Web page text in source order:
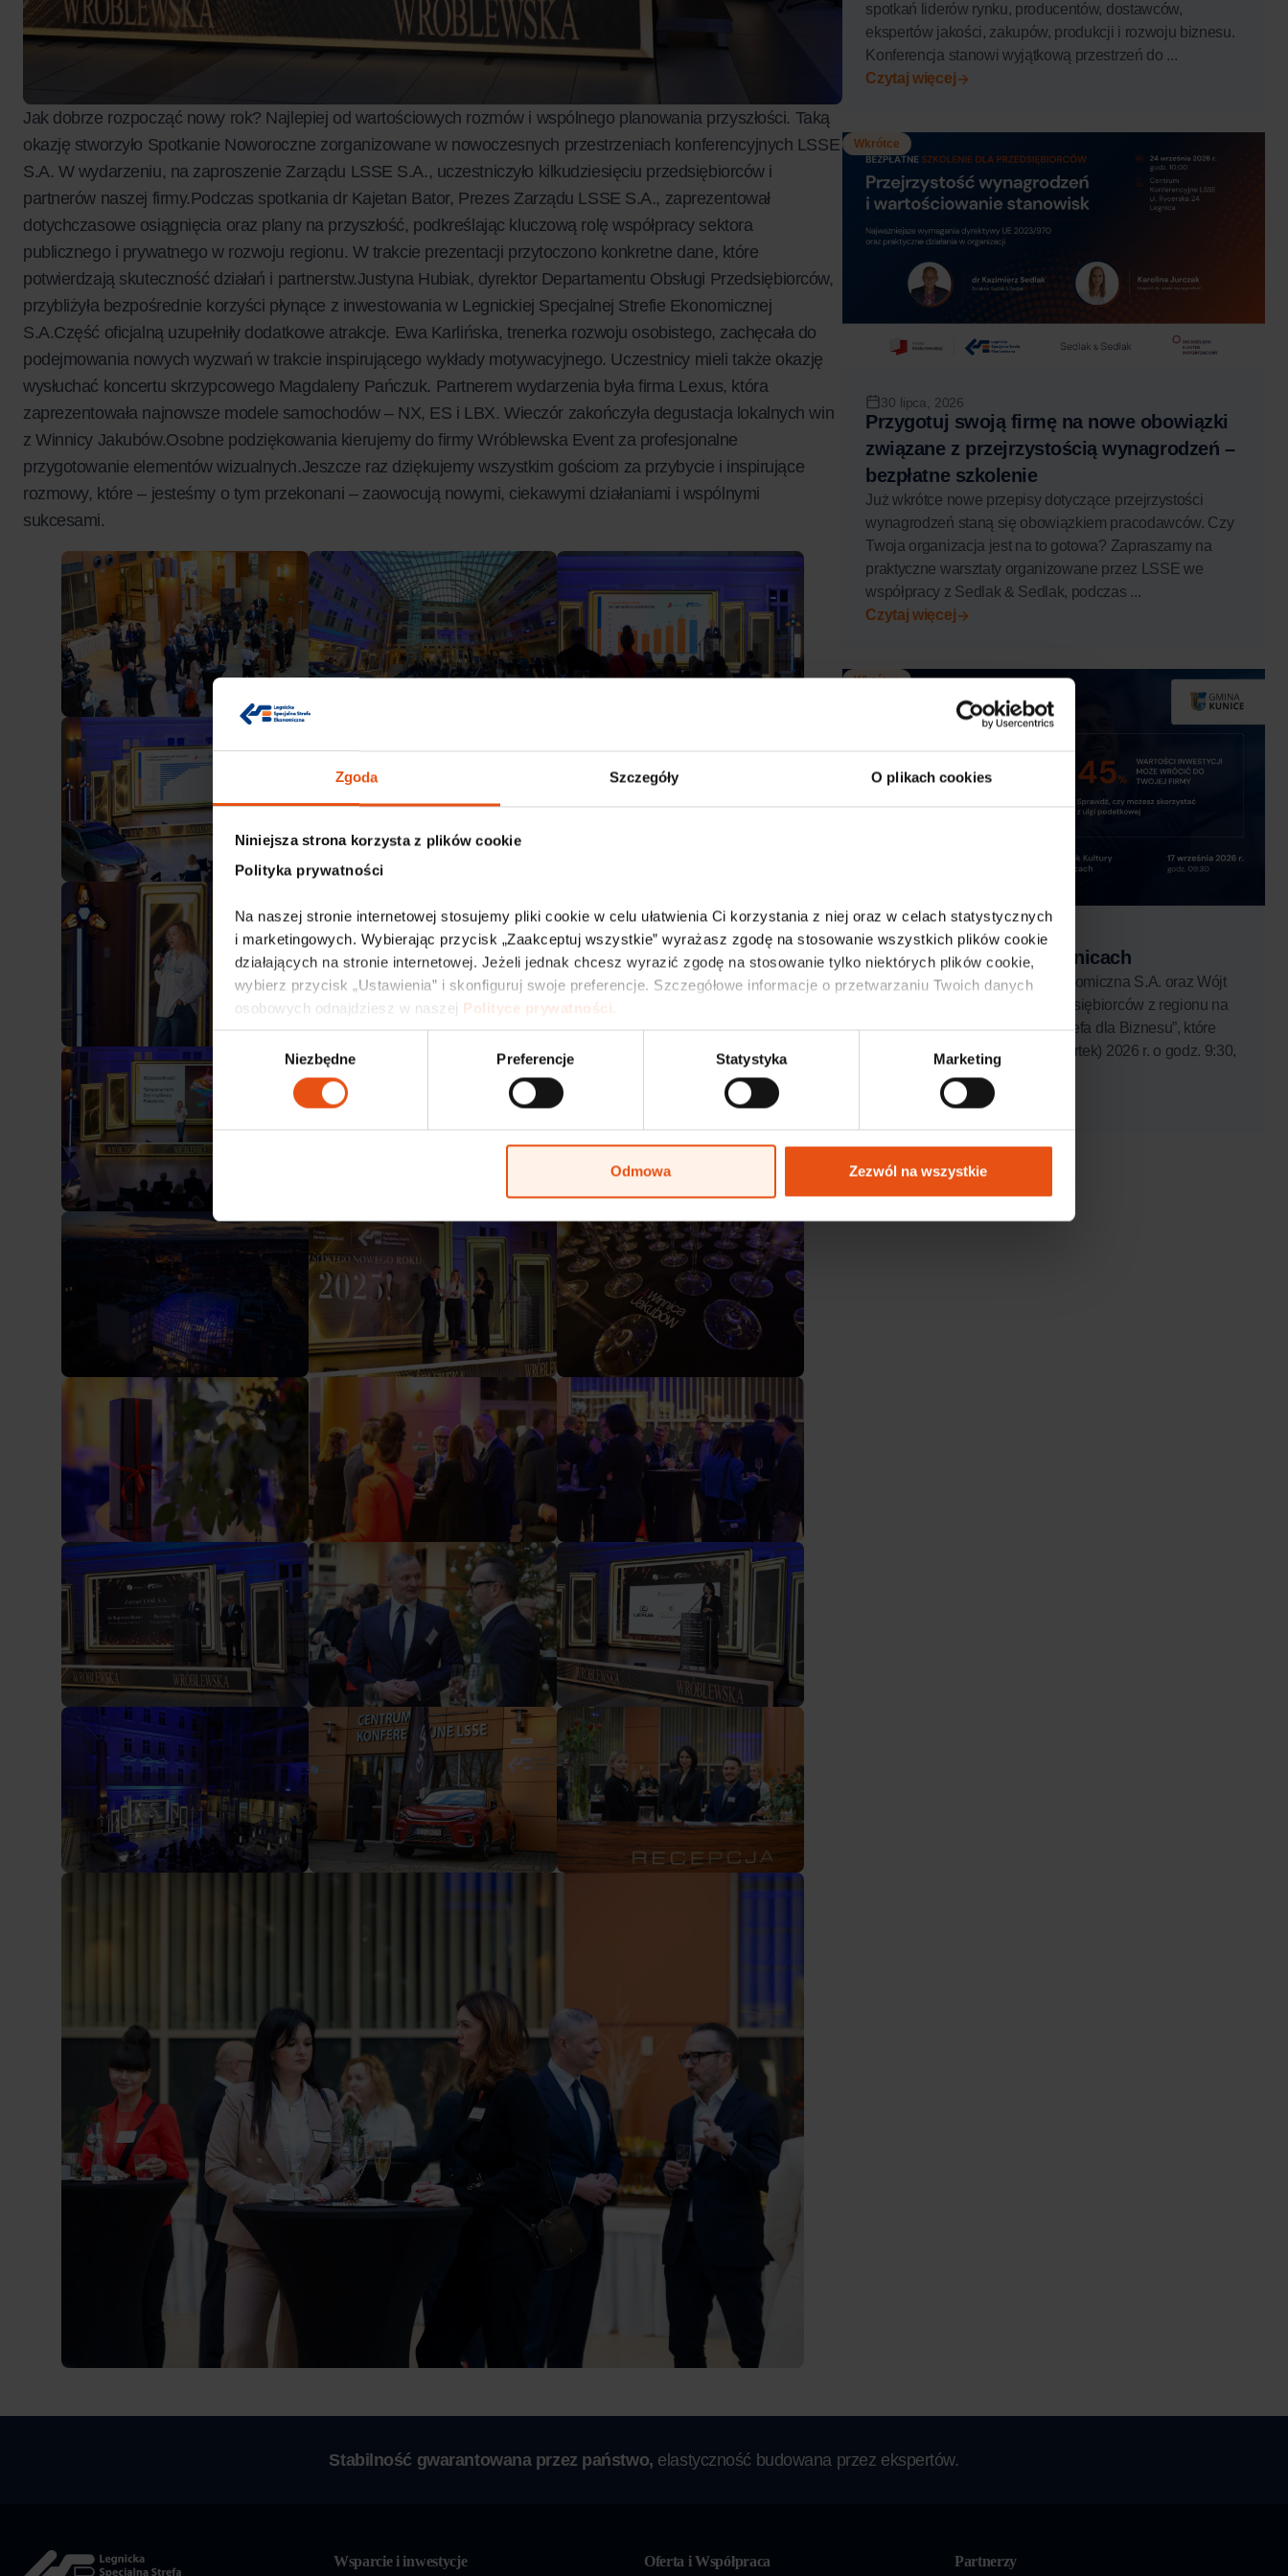
Zgoda Szczegóły O plikach cookies
Niniejsza strona korzysta z plików cookie
Polityka prywatności
Na naszej stronie internetowej stosujemy pliki cookie w celu ułatwienia Ci korzystania z niej oraz w celach statystycznych
i marketingowych. Wybierając przycisk „Zaakceptuj wszystkie” wyrażasz zgodę na stosowanie wszystkich plików cookie
działających na stronie internetowej. Jeżeli jednak chcesz wyrazić zgodę na stosowanie tylko niektórych plików cookie,
wybierz przycisk „Ustawienia” i skonfiguruj swoje preferencje. Szczegółowe informacje o przetwarzaniu Twoich danych
osobowych odnajdziesz w naszej Polityce prywatności.
zgody
Niezbędne Preferencje Statystyka Marketing
Odmowa Zezwól na wszystkie
Jak dobrze rozpocząć nowy rok? Najlepiej od wartościowych rozmów i wspólnego planowania przyszłości. Taką
okazję stworzyło Spotkanie Noworoczne zorganizowane w nowoczesnych przestrzeniach konferencyjnych LSSE
S.A. W wydarzeniu, na zaproszenie Zarządu LSSE S.A., uczestniczyło kilkudziesięciu przedsiębiorców i
partnerów naszej firmy.Podczas spotkania dr Kajetan Bator, Prezes Zarządu LSSE S.A., zaprezentował
dotychczasowe osiągnięcia oraz plany na przyszłość, podkreślając kluczową rolę współpracy sektora
publicznego i prywatnego w rozwoju regionu. W trakcie prezentacji przytoczono konkretne dane, które
potwierdzają skuteczność działań i partnerstw.Justyna Hubiak, dyrektor Departamentu Obsługi Przedsiębiorców,
przybliżyła bezpośrednie korzyści płynące z inwestowania w Legnickiej Specjalnej Strefie Ekonomicznej
S.A.Część oficjalną uzupełniły dodatkowe atrakcje. Ewa Karlińska, trenerka rozwoju osobistego, zachęcała do
podejmowania nowych wyzwań w trakcie inspirującego wykłady motywacyjnego. Uczestnicy mieli także okazję
wysłuchać koncertu skrzypcowego Magdaleny Pańczuk. Partnerem wydarzenia była firma Lexus, która
zaprezentowała najnowsze modele samochodów – NX, ES i LBX. Wieczór zakończyła degustacja lokalnych win
z Winnicy Jakubów.Osobne podziękowania kierujemy do firmy Wróblewska Event za profesjonalne
przygotowanie elementów wizualnych.Jeszcze raz dziękujemy wszystkim gościom za przybycie i inspirujące
rozmowy, które – jesteśmy o tym przekonani – zaowocują nowymi, ciekawymi działaniami i wspólnymi
sukcesami.
spotkań liderów rynku, producentów, dostawców,
ekspertów jakości, zakupów, produkcji i rozwoju biznesu.
Konferencja stanowi wyjątkową przestrzeń do ...
Czytaj więcej
Wkrótce
30 lipca, 2026
Przygotuj swoją firmę na nowe obowiązki
związane z przejrzystością wynagrodzeń –
bezpłatne szkolenie
Już wkrótce nowe przepisy dotyczące przejrzystości
wynagrodzeń staną się obowiązkiem pracodawców. Czy
Twoja organizacja jest na to gotowa? Zapraszamy na
praktyczne warsztaty organizowane przez LSSE we
współpracy z Sedlak & Sedlak, podczas ...
Czytaj więcej
Wkrótce
28 lipca, 2026
Strefa dla Biznesu w Kunicach
Legnicka Specjalna Strefa Ekonomiczna S.A. oraz Wójt
Gminy Kunice zapraszają przedsiębiorców z regionu na
bezpłatne spotkanie z cyklu „Strefa dla Biznesu”, które
odbędzie się 17 września (czwartek) 2026 r. o godz. 9:30,
Czytaj więcej
Stabilność gwarantowana przez państwo, elastyczność budowana przez ekspertów.
Wsparcie i inwestycje Oferta i Współpraca Partnerzy